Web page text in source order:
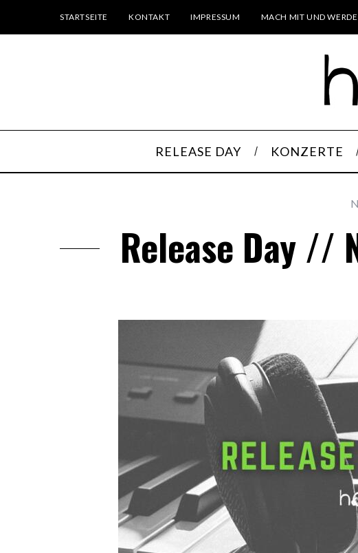
STARTSEITE KONTAKT IMPRESSUM MACH MIT UND
RELEASE DAY KONZERTE
Release Day //